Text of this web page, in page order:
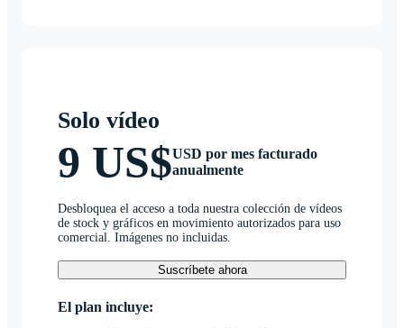
Solo vídeo
9 US$USD por mes facturado
anualmente
Desbloquea el acceso a toda nuestra colección de vídeos
de stock y gráficos en movimiento autorizados para uso
comercial. Imágenes no incluidas.
Suscríbete ahora
El plan incluye: